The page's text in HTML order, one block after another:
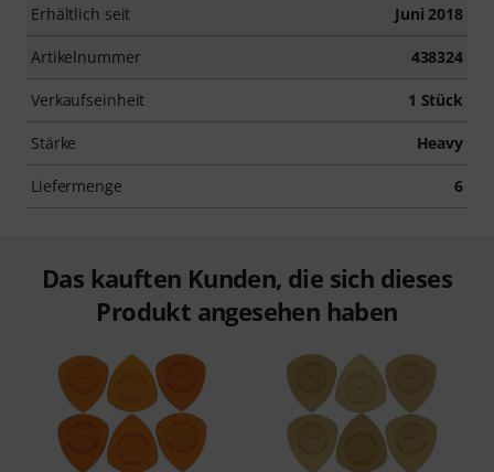
Erhältlich seit Juni 2018
Artikelnummer 438324
Verkaufseinheit 1 Stück
Stärke Heavy
Liefermenge 6
Das kauften Kunden, die sich dieses
Produkt angesehen haben